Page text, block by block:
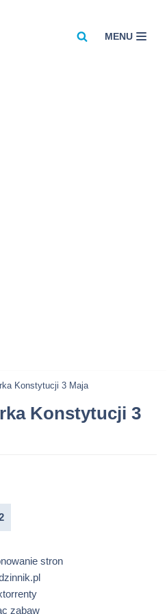
MENU
Konstytucji 3 Maja
Konstytucji 3
stron
zabaw